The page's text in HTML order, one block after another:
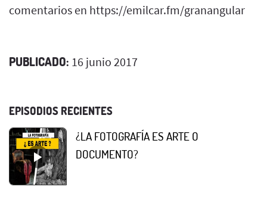
comentarios en https://emilcar.fm/granangular
PUBLICADO: 16 junio 2017
EPISODIOS RECIENTES
¿LA FOTOGRAFÍA ES ARTE O
DOCUMENTO?